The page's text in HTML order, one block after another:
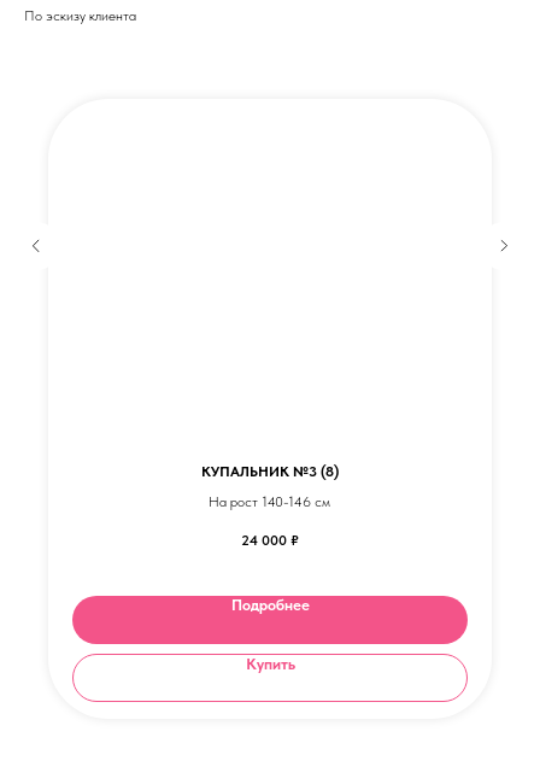
По эскизу клиента
КУПАЛЬНИК №3 (8)
На рост 140-146 см
24 000 ₽
Подробнее
Купить